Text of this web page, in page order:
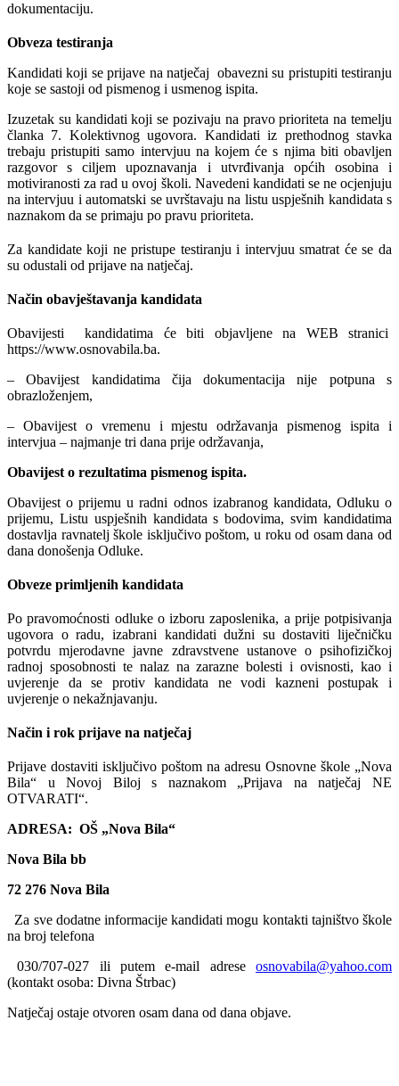
dokumentaciju.
Obveza testiranja
Kandidati koji se prijave na natječaj obavezni su pristupiti testiranju
koje se sastoji od pismenog i usmenog ispita.
Izuzetak su kandidati koji se pozivaju na pravo prioriteta na temelju
članka 7. Kolektivnog ugovora. Kandidati iz prethodnog stavka
trebaju pristupiti samo intervjuu na kojem će s njima biti obavljen
razgovor s ciljem upoznavanja i utvrđivanja općih osobina i
motiviranosti za rad u ovoj školi. Navedeni kandidati se ne ocjenjuju
na intervjuu i automatski se uvrštavaju na listu uspješnih kandidata s
naznakom da se primaju po pravu prioriteta.
Za kandidate koji ne pristupe testiranju i intervjuu smatrat će se da
su odustali od prijave na natječaj.
Način obavještavanja kandidata
Obavijesti kandidatima će biti objavljene na WEB stranici
https://www.osnovabila.ba.
– Obavijest kandidatima čija dokumentacija nije potpuna s
obrazloženjem,
– Obavijest o vremenu i mjestu održavanja pismenog ispita i
intervjua – najmanje tri dana prije održavanja,
Obavijest o rezultatima pismenog ispita.
Obavijest o prijemu u radni odnos izabranog kandidata, Odluku o
prijemu, Listu uspješnih kandidata s bodovima, svim kandidatima
dostavlja ravnatelj škole isključivo poštom, u roku od osam dana od
dana donošenja Odluke.
Obveze primljenih kandidata
Po pravomoćnosti odluke o izboru zaposlenika, a prije potpisivanja
ugovora o radu, izabrani kandidati dužni su dostaviti liječničku
potvrdu mjerodavne javne zdravstvene ustanove o psihofizičkoj
radnoj sposobnosti te nalaz na zarazne bolesti i ovisnosti, kao i
uvjerenje da se protiv kandidata ne vodi kazneni postupak i
uvjerenje o nekažnjavanju.
Način i rok prijave na natječaj
Prijave dostaviti isključivo poštom na adresu Osnovne škole „Nova
Bila“ u Novoj Biloj s naznakom „Prijava na natječaj NE
OTVARATI“.
ADRESA: OŠ „Nova Bila“
Nova Bila bb
72 276 Nova Bila
Za sve dodatne informacije kandidati mogu kontakti tajništvo škole
na broj telefona
030/707-027 ili putem e-mail adreseosnovabila@yahoo.com
(kontakt osoba: Divna Štrbac)
Natječaj ostaje otvoren osam dana od dana objave.